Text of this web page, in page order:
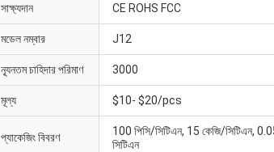
সাক্ষ্যদান CE ROHS FCC
মডেল নম্বার J12
ন্যূনতম চাহিদার পরিমাণ 3000
মূল্য $10- $20/pcs
প্যাকেজিং বিবরণ
100 পিসি/সিটিএন, 15 কেজি/সিটিএন,
সিটিএন